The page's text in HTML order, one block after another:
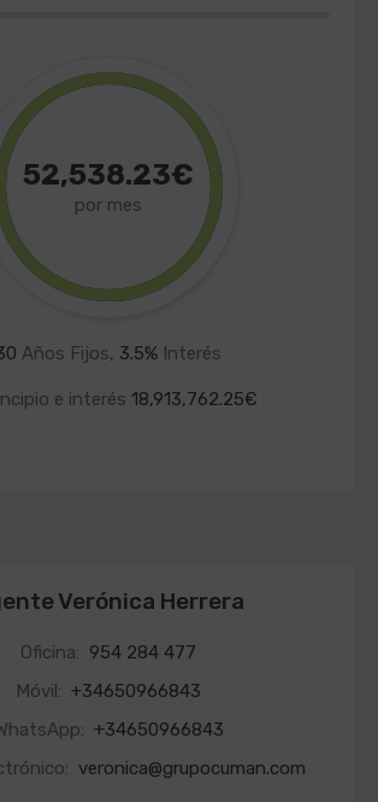
52,538.23€
por mes
Años Fijos, 3.5% Interés
e interés 18,913,762.25€
Verónica Herrera
Oficina: 954 284 477
Móvil: +34650966843
+34650966843
veronica@grupocuman.com